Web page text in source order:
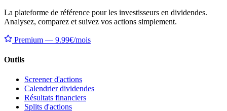
La plateforme de référence pour les investisseurs en dividendes.
Analysez, comparez et suivez vos actions simplement.
Premium — 9.99€/mois
Outils
Screener d'actions
Calendrier dividendes
Résultats financiers
Splits d'actions